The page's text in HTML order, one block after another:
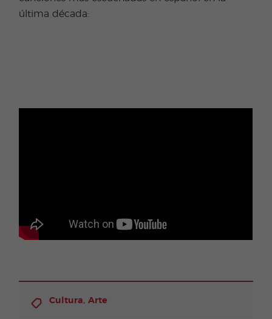
última década:
Cultura, Arte